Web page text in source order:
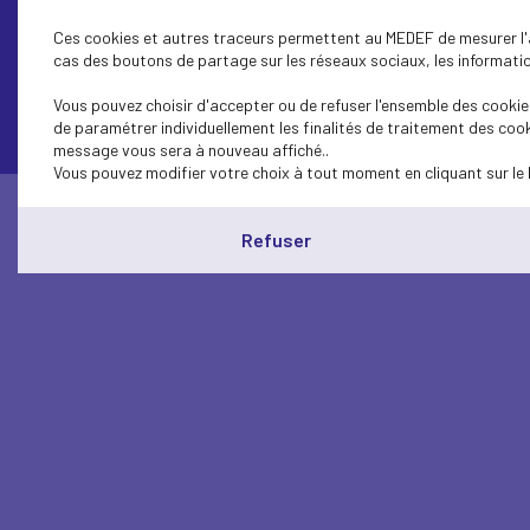
Ces cookies et autres traceurs permettent au MEDEF de
cas des boutons de partage sur les réseaux sociaux, les
Vous pouvez choisir d'accepter ou de refuser l'ensemble des
de paramétrer individuellement les finalités de traitement des
message vous sera à nouveau affiché..
Vous pouvez modifier votre choix à tout moment en cliquant sur le
Refuser